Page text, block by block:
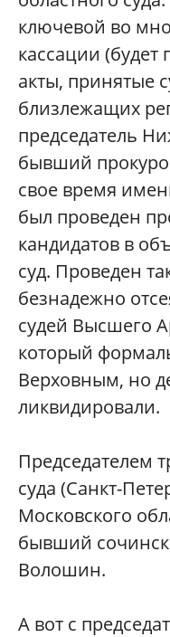
ключевой во
кассации (будет
акты, принятые
близлежащих
председатель
бывший
свое время
был проведен
кандидатов в
суд. Проведен
безнадежно
судей Высшего
который
Верховным, но
ликвидировали.
Председателем
суда (Санкт-
Московского
бывший
Волошин.
А вот с